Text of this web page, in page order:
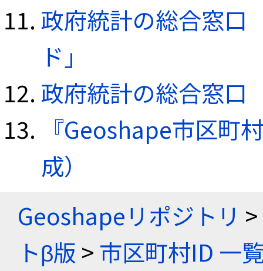
政府統計の総合窓口
ド」
政府統計の総合窓口
『Geoshape市区町
成）
Geoshapeリポジトリ >
トβ版 > 市区町村ID 一